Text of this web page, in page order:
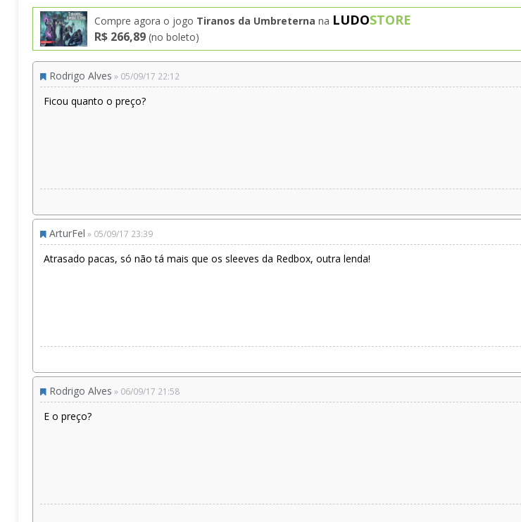
Compre agora o jogo Tiranos da Umbreterna na LUDOSTORE
R$ 266,89 (no boleto)
Rodrigo Alves » 05/09/17 22:12
Ficou quanto o preço?
ArturFel » 05/09/17 23:39
Atrasado pacas, só não tá mais que os sleeves da Redbox, outra lenda!
Rodrigo Alves » 06/09/17 21:58
E o preço?